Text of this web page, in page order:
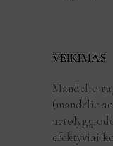
VEIKIMAS
Mandelio
(mandelic
netolygų
efektyviai